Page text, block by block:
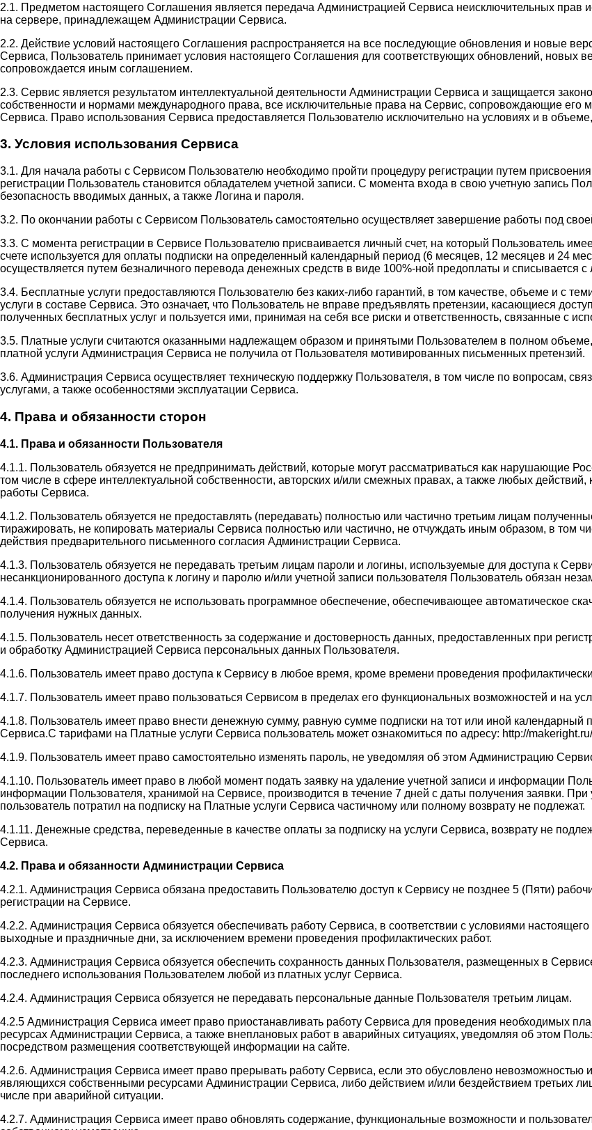
2.1. Предметом настоящего Соглашения является передача Администрацией Сервиса неисключительных прав
на сервере, принадлежащем Администрации Сервиса.
2.2. Действие условий настоящего Соглашения распространяется на все последующие обновления и новые
Сервиса, Пользователь принимает условия настоящего Соглашения для соответствующих обновлений, новых
сопровождается иным соглашением.
2.3. Сервис является результатом интеллектуальной деятельности Администрации Сервиса и защищается
собственности и нормами международного права, все исключительные права на Сервис, сопровождающие
Сервиса. Право использования Сервиса предоставляется Пользователю исключительно на условиях и в
3. Условия использования Сервиса
3.1. Для начала работы с Сервисом Пользователю необходимо пройти процедуру регистрации путем
регистрации Пользователь становится обладателем учетной записи. С момента входа в свою учетную запись
безопасность вводимых данных, а также Логина и пароля.
3.2. По окончании работы с Сервисом Пользователь самостоятельно осуществляет завершение работы под
3.3. С момента регистрации в Сервисе Пользователю присваивается личный счет, на который Пользователь
счете используется для оплаты подписки на определенный календарный период (6 месяцев, 12 месяцев и 24
осуществляется путем безналичного перевода денежных средств в виде 100%-ной предоплаты и списывается с
3.4. Бесплатные услуги предоставляются Пользователю без каких-либо гарантий, в том качестве, объеме и с
услуги в составе Сервиса. Это означает, что Пользователь не вправе предъявлять претензии, касающиеся
полученных бесплатных услуг и пользуется ими, принимая на себя все риски и ответственность, связанные с
3.5. Платные услуги считаются оказанными надлежащем образом и принятыми Пользователем в полном
платной услуги Администрация Сервиса не получила от Пользователя мотивированных письменных претензий.
3.6. Администрация Сервиса осуществляет техническую поддержку Пользователя, в том числе по вопросам,
услугами, а также особенностями эксплуатации Сервиса.
4. Права и обязанности сторон
4.1. Права и обязанности Пользователя
4.1.1. Пользователь обязуется не предпринимать действий, которые могут рассматриваться как нарушающие
том числе в сфере интеллектуальной собственности, авторских и/или смежных правах, а также любых
работы Сервиса.
4.1.2. Пользователь обязуется не предоставлять (передавать) полностью или частично третьим лицам
тиражировать, не копировать материалы Сервиса полностью или частично, не отчуждать иным образом, в том
действия предварительного письменного согласия Администрации Сервиса.
4.1.3. Пользователь обязуется не передавать третьим лицам пароли и логины, используемые для доступа к
несанкционированного доступа к логину и паролю и/или учетной записи пользователя Пользователь обязан
4.1.4. Пользователь обязуется не использовать программное обеспечение, обеспечивающее автоматическое
получения нужных данных.
4.1.5. Пользователь несет ответственность за содержание и достоверность данных, предоставленных при
и обработку Администрацией Сервиса персональных данных Пользователя.
4.1.6. Пользователь имеет право доступа к Сервису в любое время, кроме времени проведения
4.1.7. Пользователь имеет право пользоваться Сервисом в пределах его функциональных возможностей и на
4.1.8. Пользователь имеет право внести денежную сумму, равную сумме подписки на тот или иной
Сервиса.С тарифами на Платные услуги Сервиса пользователь может ознакомиться по адресу: http://
4.1.9. Пользователь имеет право самостоятельно изменять пароль, не уведомляя об этом Администрацию
4.1.10. Пользователь имеет право в любой момент подать заявку на удаление учетной записи и информации
информации Пользователя, хранимой на Сервисе, производится в течение 7 дней с даты получения заявки.
пользователь потратил на подписку на Платные услуги Сервиса частичному или полному возврату не подлежат.
4.1.11. Денежные средства, переведенные в качестве оплаты за подписку на услуги Сервиса, возврату не
Сервиса.
4.2. Права и обязанности Администрации Сервиса
4.2.1. Администрация Сервиса обязана предоставить Пользователю доступ к Сервису не позднее 5 (Пяти)
регистрации на Сервисе.
4.2.2. Администрация Сервиса обязуется обеспечивать работу Сервиса, в соответствии с условиями
выходные и праздничные дни, за исключением времени проведения профилактических работ.
4.2.3. Администрация Сервиса обязуется обеспечить сохранность данных Пользователя, размещенных в
последнего использования Пользователем любой из платных услуг Сервиса.
4.2.4. Администрация Сервиса обязуется не передавать персональные данные Пользователя третьим лицам.
4.2.5 Администрация Сервиса имеет право приостанавливать работу Сервиса для проведения необходимых
ресурсах Администрации Сервиса, а также внеплановых работ в аварийных ситуациях, уведомляя об этом
посредством размещения соответствующей информации на сайте.
4.2.6. Администрация Сервиса имеет право прерывать работу Сервиса, если это обусловлено
являющихся собственными ресурсами Администрации Сервиса, либо действием и/или бездействием третьих
числе при аварийной ситуации.
4.2.7. Администрация Сервиса имеет право обновлять содержание, функциональные возможности и